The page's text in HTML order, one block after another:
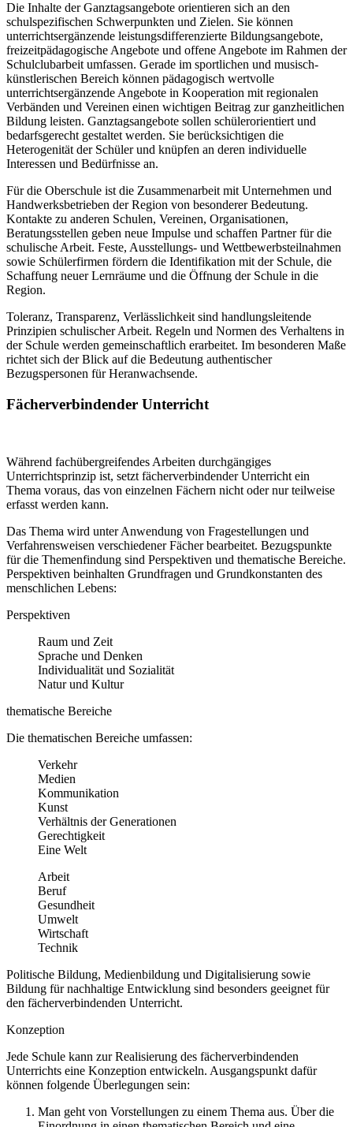
Die Inhalte der Ganztagsangebote orientieren sich an den
schulspezifischen Schwerpunkten und Zielen. Sie können
unterrichtsergänzende leistungsdifferenzierte Bildungsangebote,
freizeitpädagogische Angebote und offene Angebote im Rahmen der
Schulclubarbeit umfassen. Gerade im sportlichen und musisch-
künstlerischen Bereich können pädagogisch wertvolle
unterrichtsergänzende Angebote in Kooperation mit regionalen
Verbänden und Vereinen einen wichtigen Beitrag zur ganzheitlichen
Bildung leisten. Ganztagsangebote sollen schülerorientiert und
bedarfsgerecht gestaltet werden. Sie berücksichtigen die
Heterogenität der Schüler und knüpfen an deren individuelle
Interessen und Bedürfnisse an.
Für die Oberschule ist die Zusammenarbeit mit Unternehmen und
Handwerksbetrieben der Region von besonderer Bedeutung.
Kontakte zu anderen Schulen, Vereinen, Organisationen,
Beratungsstellen geben neue Impulse und schaffen Partner für die
schulische Arbeit. Feste, Ausstellungs- und Wettbewerbsteilnahmen
sowie Schülerfirmen fördern die Identifikation mit der Schule, die
Schaffung neuer Lernräume und die Öffnung der Schule in die
Region.
Toleranz, Transparenz, Verlässlichkeit sind handlungsleitende
Prinzipien schulischer Arbeit. Regeln und Normen des Verhaltens in
der Schule werden gemeinschaftlich erarbeitet. Im besonderen Maße
richtet sich der Blick auf die Bedeutung authentischer
Bezugspersonen für Heranwachsende.
Fächerverbindender Unterricht
Während fachübergreifendes Arbeiten durchgängiges
Unterrichtsprinzip ist, setzt fächerverbindender Unterricht ein
Thema voraus, das von einzelnen Fächern nicht oder nur teilweise
erfasst werden kann.
Das Thema wird unter Anwendung von Fragestellungen und
Verfahrensweisen verschiedener Fächer bearbeitet. Bezugspunkte
für die Themenfindung sind Perspektiven und thematische Bereiche.
Perspektiven beinhalten Grundfragen und Grundkonstanten des
menschlichen Lebens:
Perspektiven
Raum und Zeit
Sprache und Denken
Individualität und Sozialität
Natur und Kultur
thematische Bereiche
Die thematischen Bereiche umfassen:
Verkehr
Medien
Kommunikation
Kunst
Verhältnis der Generationen
Gerechtigkeit
Eine Welt
Arbeit
Beruf
Gesundheit
Umwelt
Wirtschaft
Technik
Politische Bildung, Medienbildung und Digitalisierung sowie
Bildung für nachhaltige Entwicklung sind besonders geeignet für
den fächerverbindenden Unterricht.
Konzeption
Jede Schule kann zur Realisierung des fächerverbindenden
Unterrichts eine Konzeption entwickeln. Ausgangspunkt dafür
können folgende Überlegungen sein:
Man geht von Vorstellungen zu einem Thema aus. Über die